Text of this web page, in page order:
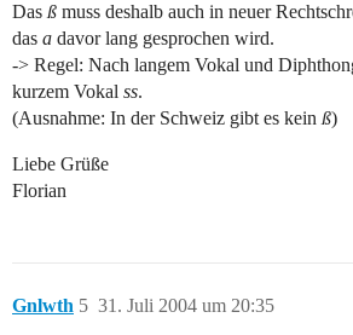
Das ß muss deshalb auch in neuer
das a davor lang gesprochen wird.
-> Regel: Nach langem Vokal und
kurzem Vokal ss.
(Ausnahme: In der Schweiz gibt es kein ß)
Liebe Grüße
Florian
Gnlwth 31. Juli 2004 um 20:35
5